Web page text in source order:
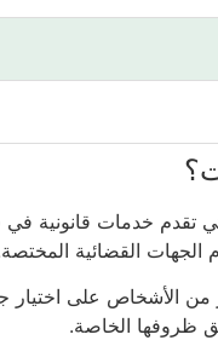
تقدم خدمات قانونية في
الجهات القضائية
الأشخاص على اختيار
ظروفها الخاصة.